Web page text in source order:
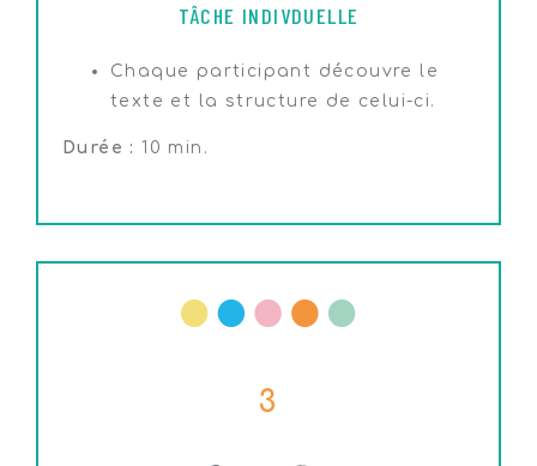
TÂCHE INDIVDUELLE
Chaque participant découvre le
texte et la structure de celui-ci.
Durée : 10 min.
3